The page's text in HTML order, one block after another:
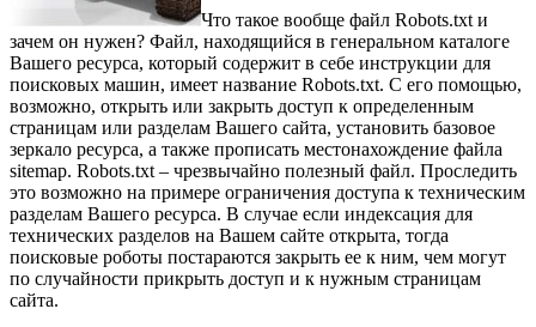
Что такое вообще файл Robots.txt и
зачем он нужен? Файл, находящийся в генеральном каталоге
Вашего ресурса, который содержит в себе инструкции для
поисковых машин, имеет название Robots.txt. С его помощью,
возможно, открыть или закрыть доступ к определенным
страницам или разделам Вашего сайта, установить базовое
зеркало ресурса, а также прописать местонахождение файла
sitemap. Robots.txt – чрезвычайно полезный файл. Проследить
это возможно на примере ограничения доступа к техническим
разделам Вашего ресурса. В случае если индексация для
технических разделов на Вашем сайте открыта, тогда
поисковые роботы постараются закрыть ее к ним, чем могут
по случайности прикрыть доступ и к нужным страницам
сайта.